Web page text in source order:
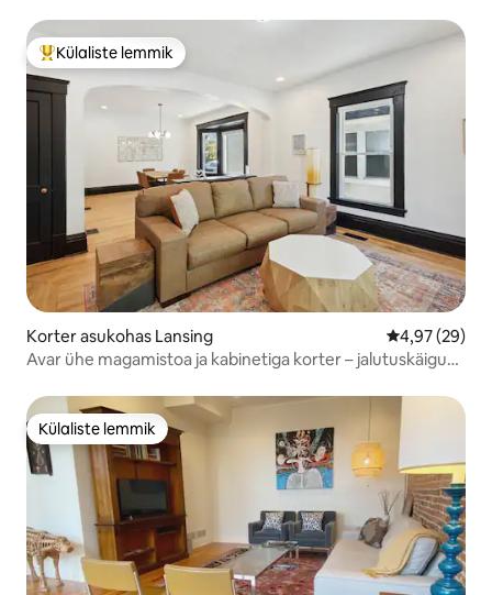
Külaliste suur lemmik
Külaliste lemmik
Korter asukohas Lansing Keskmine
4,97 (29)
Avar ühe magamistoa ja kabinetiga korter – jalutuskäigu
Külaliste lemmik
Külaliste lemmik